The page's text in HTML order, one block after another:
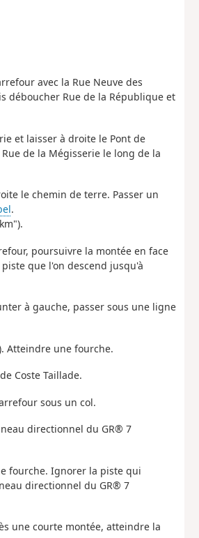
avec la Rue Neuve des
déboucher Rue de la République et
et laisser à droite le Pont de
de la Mégisserie le long de la
le chemin de terre. Passer un
.
poursuivre la montée en face
que l'on descend jusqu'à
à gauche, passer sous une ligne
Atteindre une fourche.
Coste Taillade.
sous un col.
directionnel du GR® 7
fourche. Ignorer la piste qui
directionnel du GR® 7
une courte montée, atteindre la